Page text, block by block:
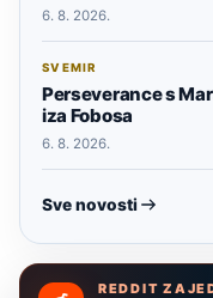
6. 8. 2026.
SVEMIR
Perseverance s
iza Fobosa
6. 8. 2026.
Sve novosti
REDDIT